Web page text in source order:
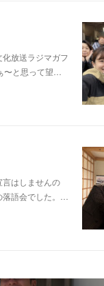
放送ラジマガフ
と思って望…
はしませんの
語会でした。…